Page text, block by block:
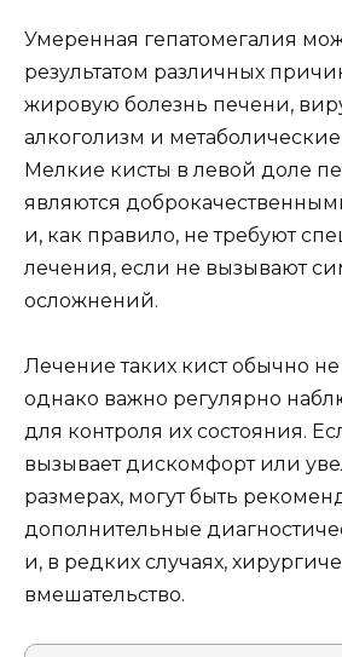
Умеренная гепатомегалия
результатом различных
жировую болезнь печени,
алкоголизм и
Мелкие кисты в левой доле
являются
и, как правило, не требуют
лечения, если не вызывают
осложнений.
Лечение таких кист обычно не
однако важно регулярно
для контроля их состояния.
вызывает дискомфорт или
размерах, могут быть
дополнительные
и, в редких случаях,
вмешательство.